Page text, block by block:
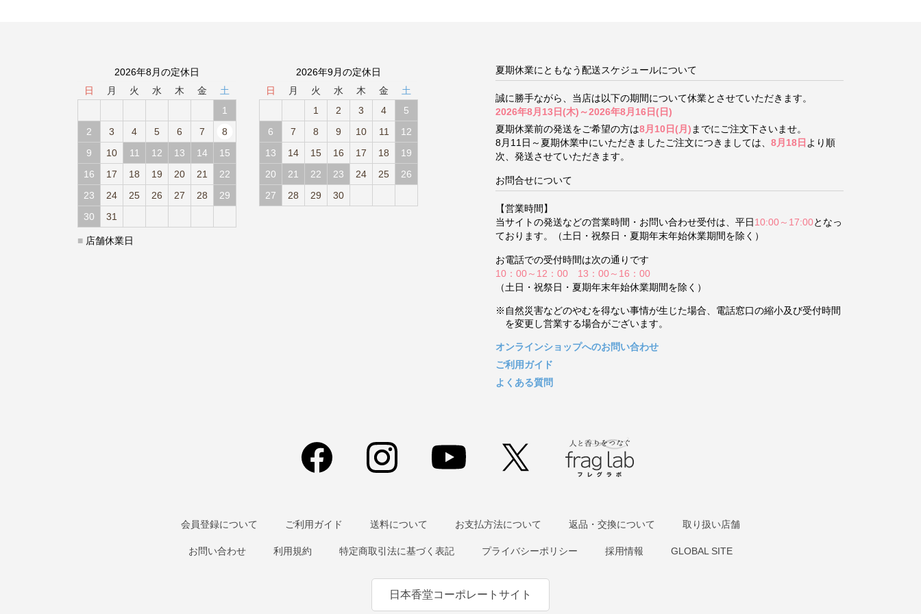
2026年8月の定休日
日
月 火 水 木 金
土
1
2
3 4 5 6 7
8
9
10 11 12 13 14
15
16
17 18 19 20 21
22
23
24 25 26 27 28
29
30
31
2026年9月の定休日
日
月 火 水 木 金
土
1
2 3 4
5
6
7 8 9 10 11
12
13
14 15 16 17 18
19
20
21 22 23 24 25
26
27
28 29 30
■ 店舗休業日
夏期休業にともなう配送スケジュールについて
誠に勝手ながら、当店は以下の期間について休業とさせていただきます。
2026年8月13日(木)～2026年8月16日(日)
夏期休業前の発送をご希望の方は8月10日(月)までにご注文下さいませ。
8月11日～夏期休業中にいただきましたご注文につきましては、 8月18日 より順
次、発送させていただきます。
お問合せについて
【営業時間】
当サイトの発送などの営業時間・お問い合わせ受付は、平日10:00～17:00となっ
ております。（土日・祝祭日・夏期年末年始休業期間を除く）
お電話での受付時間は次の通りです
10：00～12：00 13：00～16：00
（土日・祝祭日・夏期年末年始休業期間を除く）
※自然災害などのやむを得ない事情が生じた場合、電話窓口の縮小及び受付時間
を変更し営業する場合がございます。
オンラインショップへのお問い合わせ
ご利用ガイド
よくある質問
会員登録について ご利用ガイド 送料について お支払方法について 返品・交換について 取り扱い店舗
お問い合わせ 利用規約 特定商取引法に基づく表記 プライバシーポリシー 採用情報 GLOBAL SITE
日本香堂コーポレートサイト